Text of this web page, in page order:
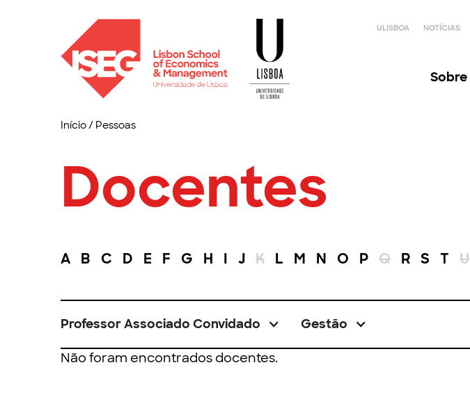
ULISBOA NOTÍCIAS
Sobre
Início/ Pessoas
Docentes
A B C D E F G H I J K L M N O P Q R S T U
Professor Associado Convidado Gestão
Não foram encontrados docentes.